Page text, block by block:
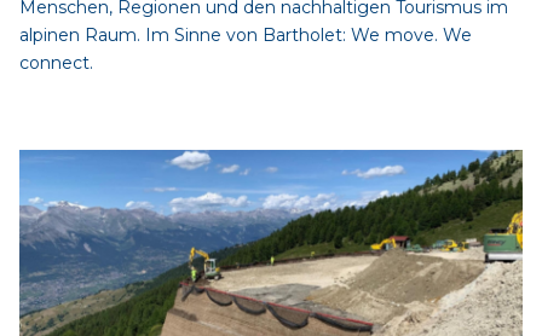
Menschen, Regionen und den nachhaltigen Tourismus im
alpinen Raum. Im Sinne von Bartholet: We move. We
connect.